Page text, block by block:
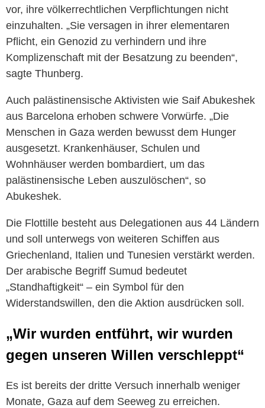
vor, ihre völkerrechtlichen Verpflichtungen nicht
einzuhalten. „Sie versagen in ihrer elementaren
Pflicht, ein Genozid zu verhindern und ihre
Komplizenschaft mit der Besatzung zu beenden“,
sagte Thunberg.
Auch palästinensische Aktivisten wie Saif Abukeshek
aus Barcelona erhoben schwere Vorwürfe. „Die
Menschen in Gaza werden bewusst dem Hunger
ausgesetzt. Krankenhäuser, Schulen und
Wohnhäuser werden bombardiert, um das
palästinensische Leben auszulöschen“, so
Abukeshek.
Die Flottille besteht aus Delegationen aus 44 Ländern
und soll unterwegs von weiteren Schiffen aus
Griechenland, Italien und Tunesien verstärkt werden.
Der arabische Begriff Sumud bedeutet
„Standhaftigkeit“ – ein Symbol für den
Widerstandswillen, den die Aktion ausdrücken soll.
„Wir wurden entführt, wir wurden
gegen unseren Willen verschleppt“
Es ist bereits der dritte Versuch innerhalb weniger
Monate, Gaza auf dem Seeweg zu erreichen.